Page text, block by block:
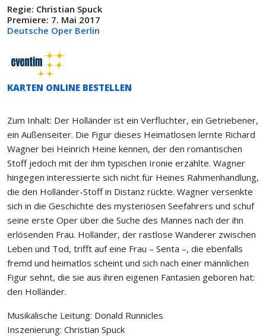
Regie: Christian Spuck
Premiere: 7. Mai 2017
Deutsche Oper Berlin
KARTEN ONLINE BESTELLEN
Zum Inhalt: Der Holländer ist ein Verfluchter, ein Getriebener,
ein Außenseiter. Die Figur dieses Heimatlosen lernte Richard
Wagner bei Heinrich Heine kennen, der den romantischen
Stoff jedoch mit der ihm typischen Ironie erzählte. Wagner
hingegen interessierte sich nicht für Heines Rahmenhandlung,
die den Holländer-Stoff in Distanz rückte. Wagner versenkte
sich in die Geschichte des mysteriösen Seefahrers und schuf
seine erste Oper über die Suche des Mannes nach der ihn
erlösenden Frau. Holländer, der rastlose Wanderer zwischen
Leben und Tod, trifft auf eine Frau – Senta –, die ebenfalls
fremd und heimatlos scheint und sich nach einer männlichen
Figur sehnt, die sie aus ihren eigenen Fantasien geboren hat:
den Holländer.
Musikalische Leitung: Donald Runnicles
Inszenierung: Christian Spuck